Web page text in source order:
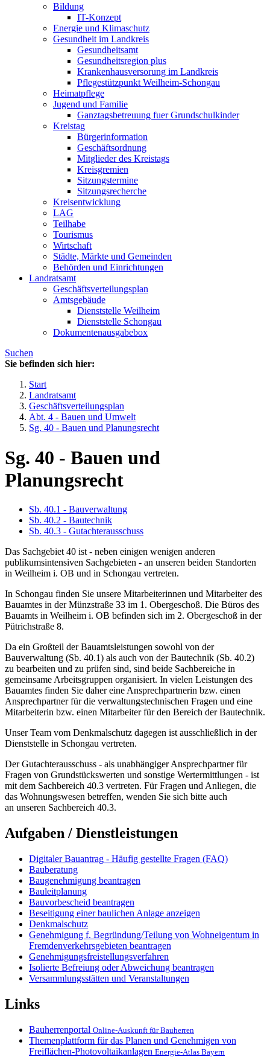
Bildung
IT-Konzept
Energie und Klimaschutz
Gesundheit im Landkreis
Gesundheitsamt
Gesundheitsregion plus
Krankenhausversorung im Landkreis
Pflegestützpunkt Weilheim-Schongau
Heimatpflege
Jugend und Familie
Ganztagsbetreuung fuer Grundschulkinder
Kreistag
Bürgerinformation
Geschäftsordnung
Mitglieder des Kreistags
Kreisgremien
Sitzungstermine
Sitzungsrecherche
Kreisentwicklung
LAG
Teilhabe
Tourismus
Wirtschaft
Städte, Märkte und Gemeinden
Behörden und Einrichtungen
Landratsamt
Geschäftsverteilungsplan
Amtsgebäude
Dienststelle Weilheim
Dienststelle Schongau
Dokumentenausgabebox
Suchen
Sie befinden sich hier:
Start
Landratsamt
Geschäftsverteilungsplan
Abt. 4 - Bauen und Umwelt
Sg. 40 - Bauen und Planungsrecht
Sg. 40 - Bauen und
Planungsrecht
Sb. 40.1 - Bauverwaltung
Sb. 40.2 - Bautechnik
Sb. 40.3 - Gutachterausschuss
Das Sachgebiet 40 ist - neben einigen wenigen anderen
publikumsintensiven Sachgebieten - an unseren beiden Standorten
in Weilheim i. OB und in Schongau vertreten.
In Schongau finden Sie unsere Mitarbeiterinnen und Mitarbeiter des
Bauamtes in der Münzstraße 33 im 1. Obergeschoß. Die Büros des
Bauamts in Weilheim i. OB befinden sich im 2. Obergeschoß in der
Pütrichstraße 8.
Da ein Großteil der Bauamtsleistungen sowohl von der
Bauverwaltung (Sb. 40.1) als auch von der Bautechnik (Sb. 40.2)
zu bearbeiten und zu prüfen sind, sind beide Sachbereiche in
gemeinsame Arbeitsgruppen organisiert. In vielen Leistungen des
Bauamtes finden Sie daher eine Ansprechpartnerin bzw. einen
Ansprechpartner für die verwaltungstechnischen Fragen und eine
Mitarbeiterin bzw. einen Mitarbeiter für den Bereich der Bautechnik.
Unser Team vom Denkmalschutz dagegen ist ausschließlich in der
Dienststelle in Schongau vertreten.
Der Gutachterausschuss - als unabhängiger Ansprechpartner für
Fragen von Grundstückswerten und sonstige Wertermittlungen - ist
mit dem Sachbereich 40.3 vertreten. Für Fragen und Anliegen, die
das Wohnungswesen betreffen, wenden Sie sich bitte auch
an unseren Sachbereich 40.3.
Aufgaben / Dienstleistungen
Digitaler Bauantrag - Häufig gestellte Fragen (FAQ)
Bauberatung
Baugenehmigung beantragen
Bauleitplanung
Bauvorbescheid beantragen
Beseitigung einer baulichen Anlage anzeigen
Denkmalschutz
Genehmigung f. Begründung/Teilung von Wohneigentum in
Fremdenverkehrsgebieten beantragen
Genehmigungsfreistellungsverfahren
Isolierte Befreiung oder Abweichung beantragen
Versammlungsstätten und Veranstaltungen
Links
Bauherrenportal Online-Auskunft für Bauherren
Themenplattform für das Planen und Genehmigen von
Freiflächen-Photovoltaikanlagen Energie-Atlas Bayern